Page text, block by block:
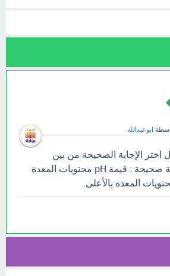
ابوعبدالله
الإجابة الصحيحة من بين
البدائل : لتصبح الجملة صحيحة : قيمة pH محتويات المعدة